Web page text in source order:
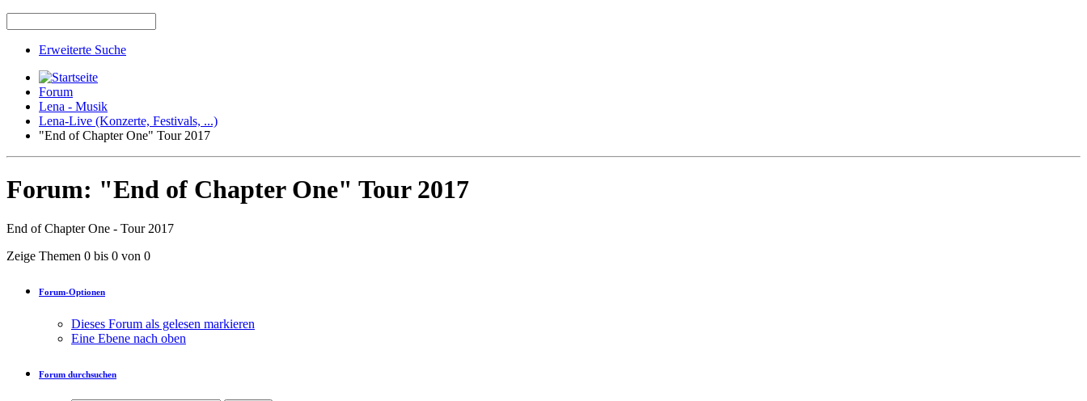
Erweiterte Suche
Forum
Lena - Musik
Lena-Live (Konzerte, Festivals, ...)
"End of Chapter One" Tour 2017
Forum: "End of Chapter One" Tour 2017
End of Chapter One - Tour 2017
Zeige Themen 0 bis 0 von 0
Forum-Optionen
Dieses Forum als gelesen markieren
Eine Ebene nach oben
Forum durchsuchen